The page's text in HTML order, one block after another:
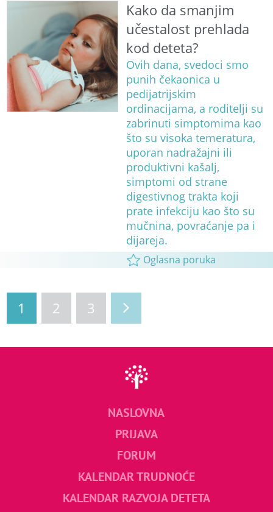
Kako da smanjim
učestalost prehlada
kod deteta?
Ovih dana, svedoci smo
punih čekaonica u
pedijatrijskim
ordinacijama, a roditelji su
zabrinuti simptomima kao
što su visoka temeratura,
uporan nadražajni ili
produktivni kašalj,
simptomi od strane
digestivnog trakta koji
prate infekciju kao što su
mučnina, povraćanje pa i
dijareja.
Oglasna poruka
1 2 3
NASLOVNA
PRIJAVA
FORUM
KALENDAR TRUDNOĆE
KALENDAR RAZVOJA DETETA